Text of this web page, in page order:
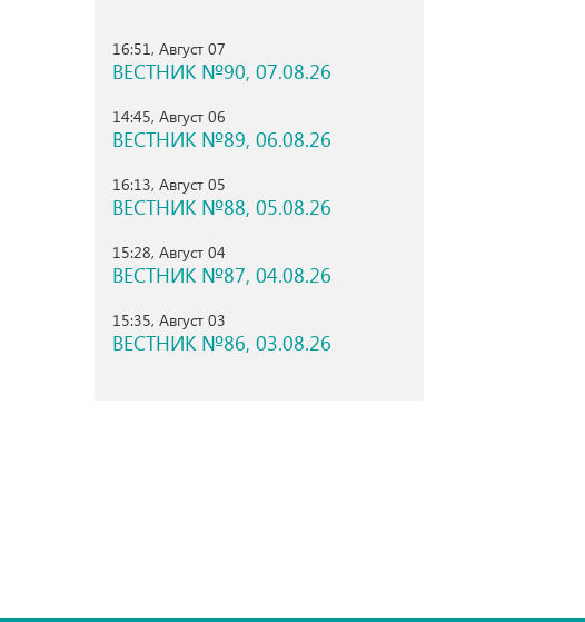
16:51, Август 07
ВЕСТНИК №90, 07.08.26
14:45, Август 06
ВЕСТНИК №89, 06.08.26
16:13, Август 05
ВЕСТНИК №88, 05.08.26
15:28, Август 04
ВЕСТНИК №87, 04.08.26
15:35, Август 03
ВЕСТНИК №86, 03.08.26